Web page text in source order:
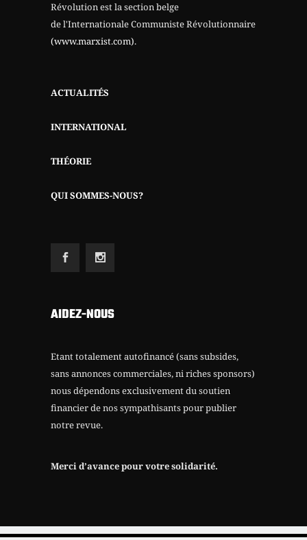
Révolution est la section belge
de l'Internationale Communiste Révolutionnaire
(www.marxist.com).
ACTUALITÉS
INTERNATIONAL
THÉORIE
QUI SOMMES-NOUS?
AIDEZ-NOUS
Etant totalement autofinancé (sans subsides,
sans annonces commerciales, ni riches sponsors)
nous dépendons exclusivement du soutien
financier de nos sympathisants pour publier
notre revue.
Merci d’avance pour votre solidarité.